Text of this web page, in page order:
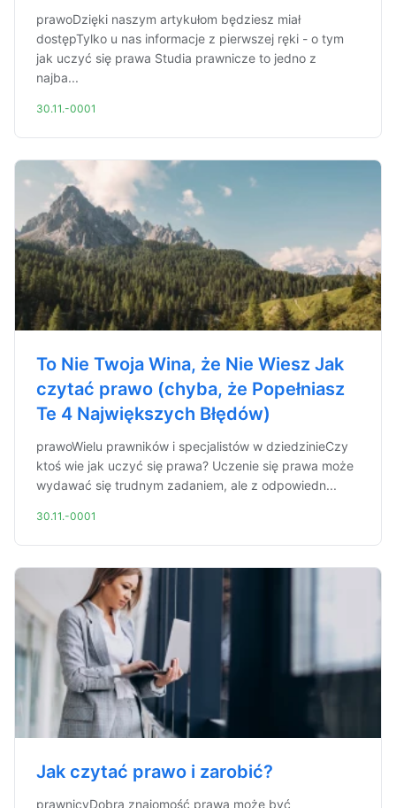
prawoDzięki naszym artykułom będziesz miał
dostępTylko u nas informacje z pierwszej ręki - o tym
jak uczyć się prawa Studia prawnicze to jedno z
najba...
30.11.-0001
To Nie Twoja Wina, że Nie Wiesz Jak
czytać prawo (chyba, że Popełniasz
Te 4 Największych Błędów)
prawoWielu prawników i specjalistów w dziedzinieCzy
ktoś wie jak uczyć się prawa? Uczenie się prawa może
wydawać się trudnym zadaniem, ale z odpowiedn...
30.11.-0001
Jak czytać prawo i zarobić?
prawnicyDobra znajomość prawa może być